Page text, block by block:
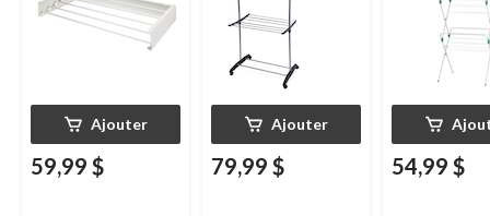
Ajouter
59,99 $
Ajouter
79,99 $ 54,99 $